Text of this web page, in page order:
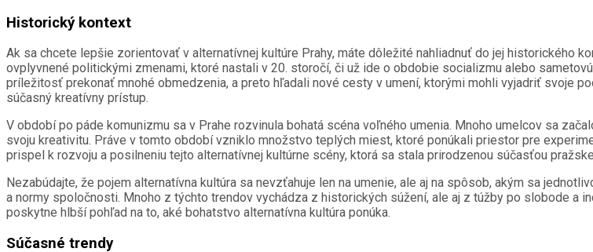
Historický kontext
Ak sa chcete lepšie zorientovať v alternatívnej kultúre Prahy, máte dôležité nahliadnuť do jej historického
ovplyvnené politickými zmenami, ktoré nastali v 20. storočí, či už ide o obdobie socializmu alebo
príležitosť prekonať mnohé obmedzenia, a preto hľadali nové cesty v umení, ktorými mohli vyjadriť svoje
súčasný kreatívny prístup.
V období po páde komunizmu sa v Prahe rozvinula bohatá scéna voľného umenia. Mnoho umelcov sa
svoju kreativitu. Práve v tomto období vzniklo množstvo teplých miest, ktoré ponúkali priestor pre
prispel k rozvoju a posilneniu tejto alternatívnej kultúrne scény, ktorá sa stala prirodzenou súčasťou
Nezabúdajte, že pojem alternatívna kultúra sa nevzťahuje len na umenie, ale aj na spôsob, akým sa
a normy spoločnosti. Mnoho z týchto trendov vychádza z historických súžení, ale aj z túžby po slobode a
poskytne hlbší pohľad na to, aké bohatstvo alternatívna kultúra ponúka.
Súčasné trendy